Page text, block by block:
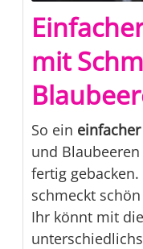
mit
So ein
und
fertig
schmeckt
Ihr könnt mit